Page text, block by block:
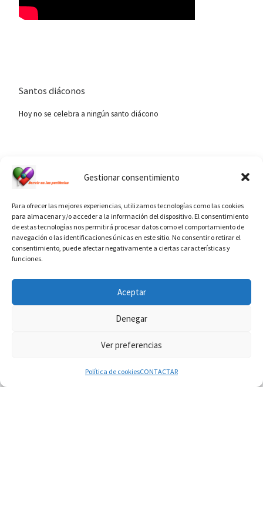
Gestionar consentimiento
Para ofrecer las mejores experiencias, utilizamos tecnologías como las cookies
para almacenar y/o acceder a la información del dispositivo. El consentimiento
de estas tecnologías nos permitirá procesar datos como el comportamiento de
navegación o las identificaciones únicas en este sitio. No consentir o retirar el
consentimiento, puede afectar negativamente a ciertas características y
funciones.
Aceptar
Denegar
Ver preferencias
Política de cookiesCONTACTAR
Santos diáconos
Hoy no se celebra a ningún santo diácono
Diaconado permanente– Todos los derechos reservados
WP